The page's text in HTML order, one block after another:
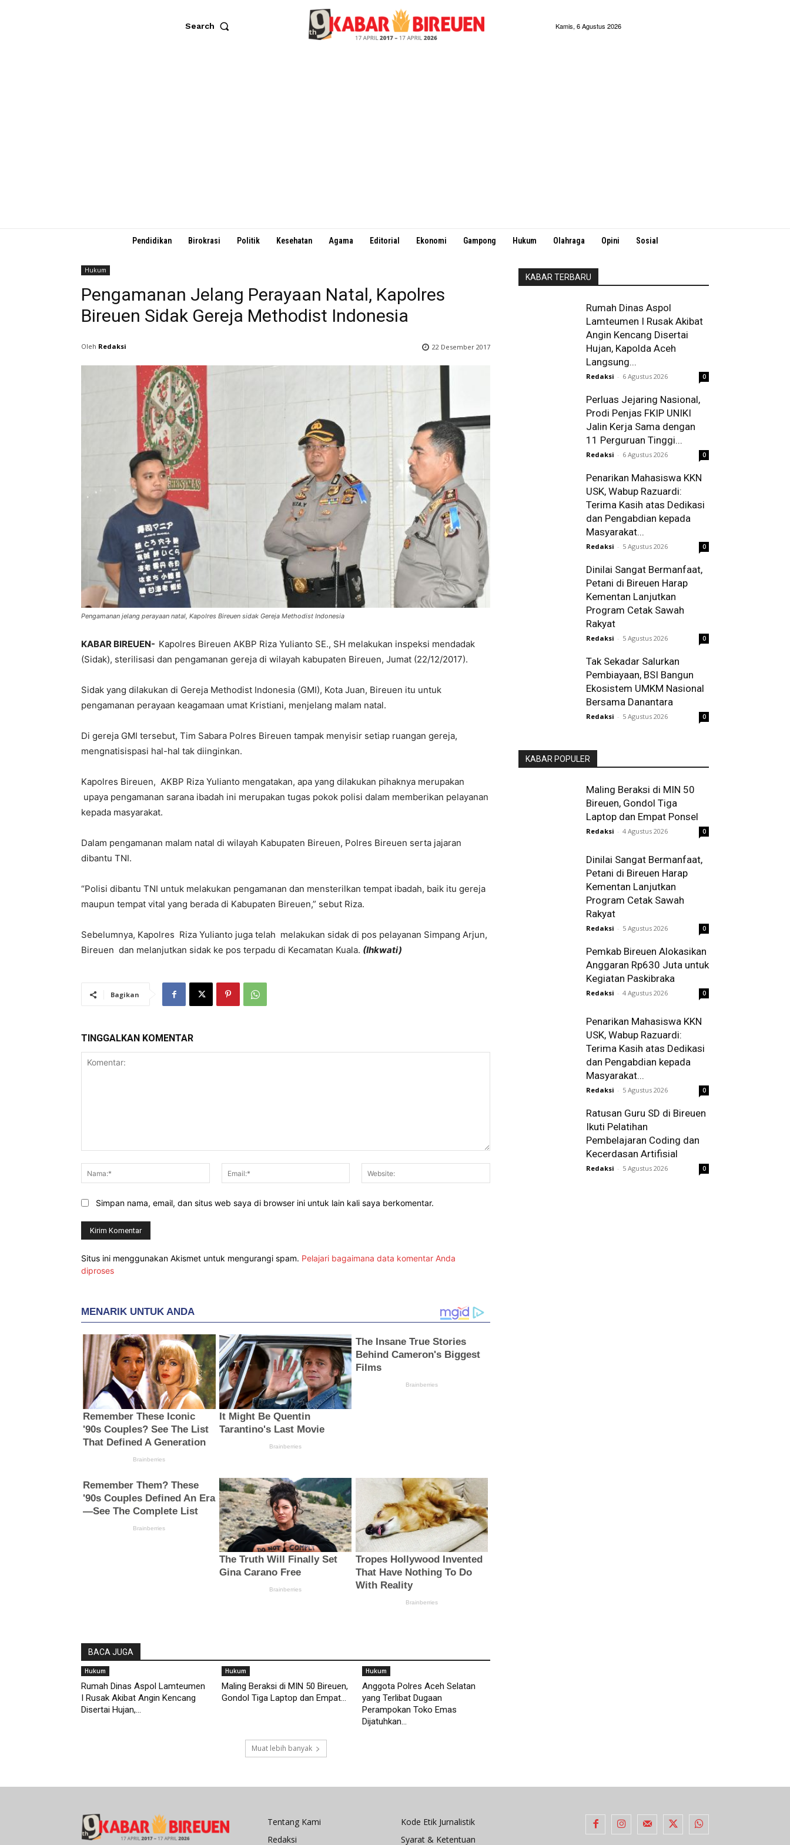
Search Kamis, 6 Agustus 2026
Pendidikan Birokrasi Politik Kesehatan Agama Editorial Ekonomi Gampong Hukum Olahraga Opini Sosial
Hukum
Pengamanan Jelang Perayaan Natal, Kapolres
Bireuen Sidak Gereja Methodist Indonesia
Oleh Redaksi 22 Desember 2017
Pengamanan jelang perayaan natal, Kapolres Bireuen sidak Gereja Methodist Indonesia
KABAR BIREUEN- Kapolres Bireuen AKBP Riza Yulianto SE., SH melakukan inspeksi mendadak
(Sidak), sterilisasi dan pengamanan gereja di wilayah kabupaten Bireuen, Jumat (22/12/2017).
Sidak yang dilakukan di Gereja Methodist Indonesia (GMI), Kota Juan, Bireuen itu untuk
pengamanan perayaan keagamaan umat Kristiani, menjelang malam natal.
Di gereja GMI tersebut, Tim Sabara Polres Bireuen tampak menyisir setiap ruangan gereja,
mengnatisispasi hal-hal tak diinginkan.
Kapolres Bireuen, AKBP Riza Yulianto mengatakan, apa yang dilakukan pihaknya merupakan
upaya pengamanan sarana ibadah ini merupakan tugas pokok polisi dalam memberikan pelayanan
kepada masyarakat.
Dalam pengamanan malam natal di wilayah Kabupaten Bireuen, Polres Bireuen serta jajaran
dibantu TNI.
“Polisi dibantu TNI untuk melakukan pengamanan dan mensterilkan tempat ibadah, baik itu gereja
maupun tempat vital yang berada di Kabupaten Bireuen,” sebut Riza.
Sebelumnya, Kapolres Riza Yulianto juga telah melakukan sidak di pos pelayanan Simpang Arjun,
Bireuen dan melanjutkan sidak ke pos terpadu di Kecamatan Kuala. (Ihkwati)
Bagikan
TINGGALKAN KOMENTAR
Nama:*
Email:*
Simpan nama, email, dan situs web saya di browser ini untuk lain kali saya berkomentar.
Situs ini menggunakan Akismet untuk mengurangi spam. Pelajari bagaimana data komentar Anda
diproses
BACA JUGA
Hukum
Rumah Dinas Aspol Lamteumen
I Rusak Akibat Angin Kencang
Disertai Hujan,...
Hukum
Maling Beraksi di MIN 50 Bireuen,
Gondol Tiga Laptop dan Empat...
Hukum
Anggota Polres Aceh Selatan
yang Terlibat Dugaan
Perampokan Toko Emas
Dijatuhkan...
Muat lebih banyak
KABAR TERBARU
Rumah Dinas Aspol
Lamteumen I Rusak Akibat
Angin Kencang Disertai
Hujan, Kapolda Aceh
Langsung...
Redaksi - 6 Agustus 2026 0
Perluas Jejaring Nasional,
Prodi Penjas FKIP UNIKI
Jalin Kerja Sama dengan
11 Perguruan Tinggi...
Redaksi - 6 Agustus 2026 0
Penarikan Mahasiswa KKN
USK, Wabup Razuardi:
Terima Kasih atas Dedikasi
dan Pengabdian kepada
Masyarakat...
Redaksi - 5 Agustus 2026 0
Dinilai Sangat Bermanfaat,
Petani di Bireuen Harap
Kementan Lanjutkan
Program Cetak Sawah
Rakyat
Redaksi - 5 Agustus 2026 0
Tak Sekadar Salurkan
Pembiayaan, BSI Bangun
Ekosistem UMKM Nasional
Bersama Danantara
Redaksi - 5 Agustus 2026 0
KABAR POPULER
Maling Beraksi di MIN 50
Bireuen, Gondol Tiga
Laptop dan Empat Ponsel
Redaksi - 4 Agustus 2026 0
Dinilai Sangat Bermanfaat,
Petani di Bireuen Harap
Kementan Lanjutkan
Program Cetak Sawah
Rakyat
Redaksi - 5 Agustus 2026 0
Pemkab Bireuen Alokasikan
Anggaran Rp630 Juta untuk
Kegiatan Paskibraka
Redaksi - 4 Agustus 2026 0
Penarikan Mahasiswa KKN
USK, Wabup Razuardi:
Terima Kasih atas Dedikasi
dan Pengabdian kepada
Masyarakat...
Redaksi - 5 Agustus 2026 0
Ratusan Guru SD di Bireuen
Ikuti Pelatihan
Pembelajaran Coding dan
Kecerdasan Artifisial
Redaksi - 5 Agustus 2026 0
Tentang Kami
Redaksi
Kode Etik Jurnalistik
Syarat & Ketentuan